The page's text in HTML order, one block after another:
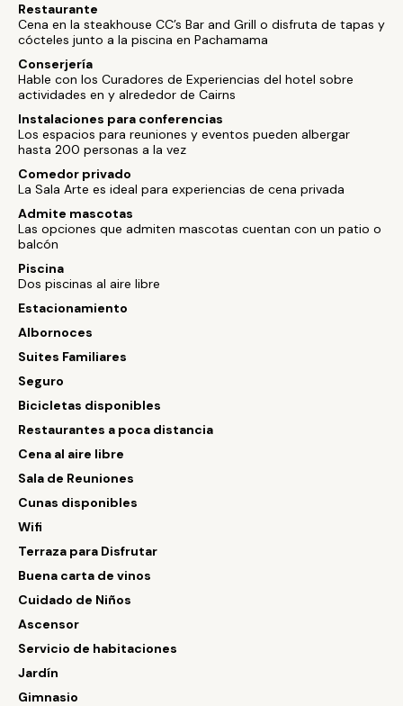
Restaurante
Cena en la steakhouse CC’s Bar and Grill o disfruta de tapas y
cócteles junto a la piscina en Pachamama
Conserjería
Hable con los Curadores de Experiencias del hotel sobre
actividades en y alrededor de Cairns
Instalaciones para conferencias
Los espacios para reuniones y eventos pueden albergar
hasta 200 personas a la vez
Comedor privado
La Sala Arte es ideal para experiencias de cena privada
Admite mascotas
Las opciones que admiten mascotas cuentan con un patio o
balcón
Piscina
Dos piscinas al aire libre
Estacionamiento
Albornoces
Suites Familiares
Seguro
Bicicletas disponibles
Restaurantes a poca distancia
Cena al aire libre
Sala de Reuniones
Cunas disponibles
Wifi
Terraza para Disfrutar
Buena carta de vinos
Cuidado de Niños
Ascensor
Servicio de habitaciones
Jardín
Gimnasio